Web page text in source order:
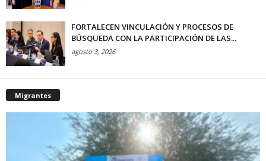
FORTALECEN VINCULACIÓN Y PROCESOS DE
BÚSQUEDA CON LA PARTICIPACIÓN DE LAS...
agosto 3, 2026
Migrantes